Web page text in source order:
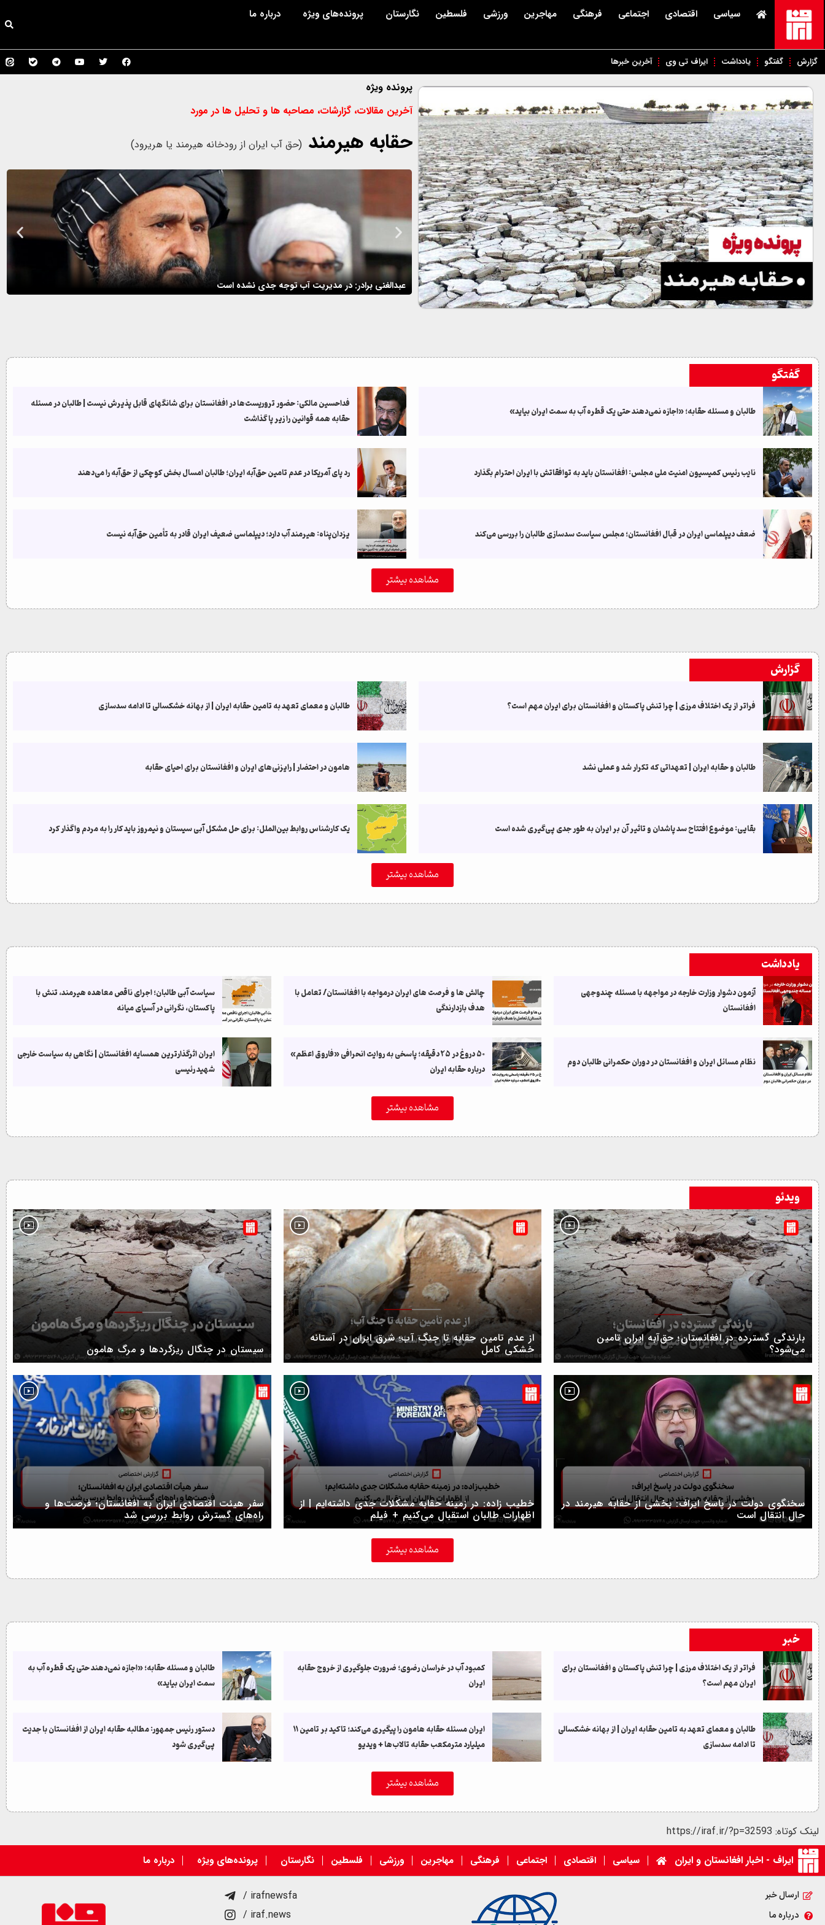
سیاسی اقتصادی اجتماعی فرهنگی مهاجرین ورزشی فلسطین نگارستان پرونده‌های ویژه درباره ما
گزارش گفتگو یادداشت ایراف تی وی آخرین خبرها
پرونده ویژه
آخرین مقالات، گزارشات، مصاحبه ها و تحلیل ها در مورد
حقابه هیرمند (حق آب ایران از رودخانه هیرمند یا هریرود)
عبدالغنی برادر: در مدیریت آب توجه جدی نشده است
گفتگو
طالبان و مسئله حقابه؛ «اجازه نمی‌دهند حتی یک قطره آب به سمت ایران بیاید»
فداحسین مالکی: حضور تروریست‌ها در افغانستان برای شانگهای قابل پذیرش نیست | طالبان در مسئله
حقابه همه قوانین را زیر پا گذاشت
نایب رئیس کمیسیون امنیت ملی مجلس: افغانستان باید به توافقاتش با ایران احترام بگذارد رد پای آمریکا در عدم تامین حق‌آبه ایران؛ طالبان امسال بخش کوچکی از حق‌آبه را می‌دهند
ضعف دیپلماسی ایران در قبال افغانستان؛ مجلس سیاست سدسازی طالبان را بررسی می‌کند یزدان‌پناه: هیرمند آب دارد؛ دیپلماسی ضعيف ایران قادر به تأمین حق‌آبه نیست
مشاهده بیشتر
گزارش
فراتر از یک اختلاف مرزی | چرا تنش پاکستان و افغانستان برای ایران مهم است؟ طالبان و معمای تعهد به تامین حقابه ایران | از بهانه خشکسالی تا ادامه سدسازی
طالبان و حقابه ایران | تعهداتی که تکرار شد و عملی نشد هامون در احتضار | رایزنی‌های ایران و افغانستان برای احیای حقابه
بقایی: موضوع افتتاح سد پاشدان و تاثیر آن بر ایران به طور جدی پی‌گیری شده است یک کارشناس روابط بین‌الملل: برای حل مشکل آبی سیستان و نیمروز باید کار را به مردم واگذار کرد
مشاهده بیشتر
یادداشت
آزمون دشوار وزارت خارجه در مواجهه با مسئله چندوجهی
افغانستان
چالش ها و فرصت های ایران درمواجه با افغانستان/ تعامل با
هدف بازدارندگی
سیاست آبی طالبان؛ اجرای ناقص معاهده هیرمند، تنش با
پاکستان، نگرانی در آسیای میانه
نظام مسائل ایران و افغانستان در دوران حکمرانی طالبان دوم
۵۰ دروغ در ۲۵ دقیقه؛ پاسخی به روایت انحرافی «فاروق اعظم»
درباره حقابه ایران
ایران اثرگذارترین همسایه افغانستان | نگاهی به سیاست خارجی
شهید رئیسی
مشاهده بیشتر
ویدئو
بارندگی گسترده در افغانستان؛ حق‌آبه ایران تامین
می‌شود؟
از عدم تامین حقابه تا جنگ آب؛ شرق ایران در آستانه
خشکی کامل سیستان در چنگال ریزگردها و مرگ هامون
سخنگوی دولت در پاسخ ایراف: بخشی از حقابه هیرمند در
حال انتقال است
خطیب زاده: در زمینه حقابه مشکلات جدی داشته‌ایم | از
اظهارات طالبان استقبال می‌کنیم + فیلم
سفر هیئت اقتصادی ایران به افغانستان؛ فرصت‌ها و
راه‌های گسترش روابط بررسی شد
مشاهده بیشتر
خبر
فراتر از یک اختلاف مرزی | چرا تنش پاکستان و افغانستان برای
ایران مهم است؟
کمبود آب در خراسان رضوی؛ ضرورت جلوگیری از خروج حقابه
ایران
طالبان و مسئله حقابه؛ «اجازه نمی‌دهند حتی یک قطره آب به
سمت ایران بیاید»
طالبان و معمای تعهد به تامین حقابه ایران | از بهانه خشکسالی
تا ادامه سدسازی
ایران مسئله حقابه هامون را پیگیری می‌کند؛ تاکید بر تامین ۱۱
میلیارد مترمکعب حقابه تالاب‌ها + ویدیو
دستور رئیس جمهور: مطالبه حقابه ایران از افغانستان با جدیت
پی‌گیری شود
مشاهده بیشتر
لینک کوتاه: https://iraf.ir/?p=32593
ایراف - اخبار افغانستان و ایران
سیاسی اقتصادی اجتماعی فرهنگی مهاجرین ورزشی فلسطین نگارستان پرونده‌های ویژه درباره ما
ارسال خبر
درباره ما
/ irafnewsfa
/ iraf.news